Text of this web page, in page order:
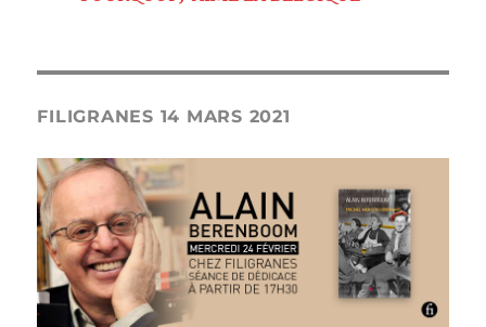
FILIGRANES 14 MARS 2021